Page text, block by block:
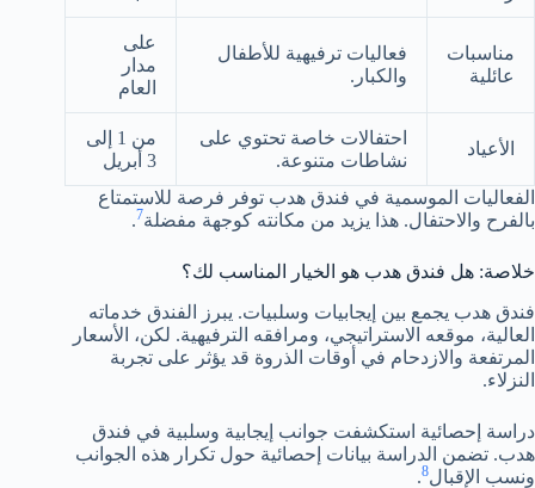
مناسبات
عائلية
فعاليات ترفيهية للأطفال
والكبار.
على
مدار
العام
الأعياد
احتفالات خاصة تحتوي على
نشاطات متنوعة.
من 1 إلى
3 أبريل
الفعاليات الموسمية في فندق هدب توفر فرصة للاستمتاع
بالفرح والاحتفال. هذا يزيد من مكانته كوجهة مفضلة7
.
خلاصة: هل فندق هدب هو الخيار المناسب لك؟
فندق هدب يجمع بين إيجابيات وسلبيات. يبرز الفندق خدماته
العالية، موقعه الاستراتيجي، ومرافقه الترفيهية. لكن، الأسعار
المرتفعة والازدحام في أوقات الذروة قد يؤثر على تجربة
النزلاء.
دراسة إحصائية استكشفت جوانب إيجابية وسلبية في فندق
هدب. تضمن الدراسة بيانات إحصائية حول تكرار هذه الجوانب
ونسب الإقبال8
.